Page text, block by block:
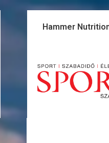
Hammer